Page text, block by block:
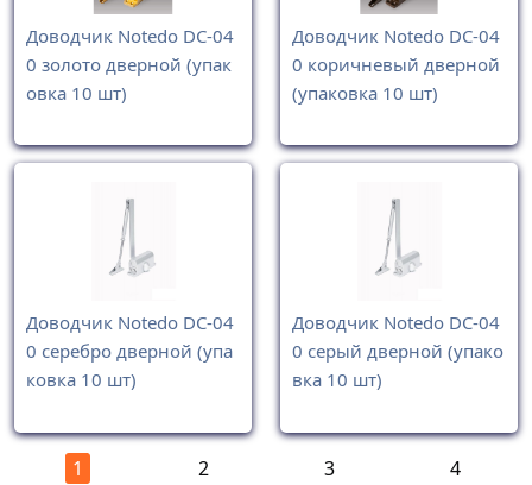
Доводчик Notedo DC-04
0 золото дверной (упак
овка 10 шт)
Доводчик Notedo DC-04
0 коричневый дверной
(упаковка 10 шт)
Доводчик Notedo DC-04
0 серебро дверной (упа
ковка 10 шт)
Доводчик Notedo DC-04
0 серый дверной (упако
вка 10 шт)
1 2 3 4